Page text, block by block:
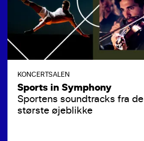
KONCERTSALEN
Sports in Symphony
Sportens soundtracks fra de
største øjeblikke